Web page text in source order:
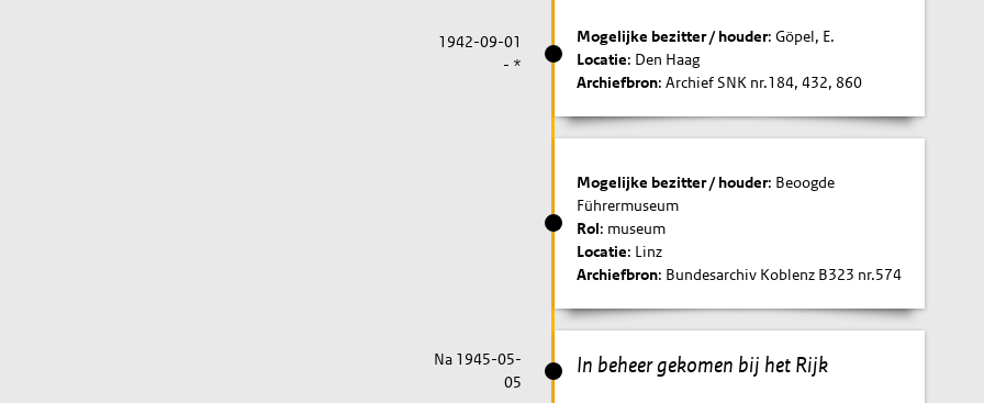
1942-09-01
- *
Mogelijke bezitter / houder: Göpel, E.
Locatie: Den Haag
Archiefbron: Archief SNK nr.184, 432, 860
Mogelijke bezitter / houder: Beoogde
Führermuseum
Rol: museum
Locatie: Linz
Archiefbron: Bundesarchiv Koblenz B323 nr.574
In beheer gekomen bij het Rijk
Na 1945-05-
05